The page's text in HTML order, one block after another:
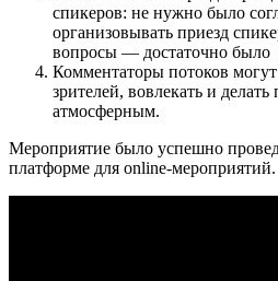
спикеров: не нужно было
организовывать приезд
вопросы — достаточно было
Комментаторы потоков
зрителей, вовлекать и делать
атмосферным.
Мероприятие было успешно
платформе для online-мероприятий.